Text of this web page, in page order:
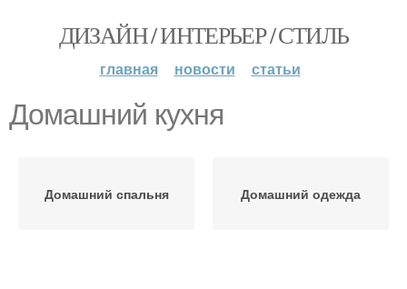
ДИЗАЙН / ИНТЕРЬЕР / СТИЛЬ
главная новости статьи
Домашний кухня
Домашний спальня Домашний одежда